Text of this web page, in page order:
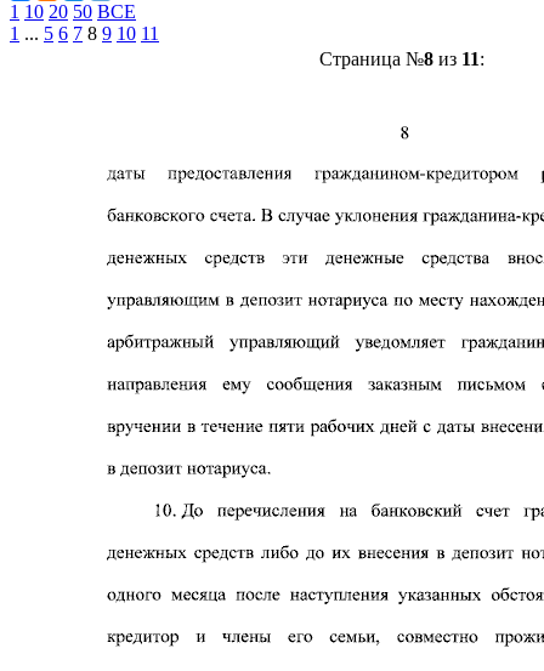
1 10 20 50 ВСЕ
1 ... 5 6 7 8 9 10 11
Страница №8 из 11: